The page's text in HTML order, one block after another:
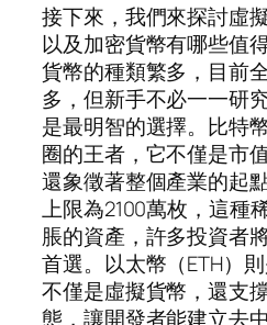
接下來，我們來探討虛
以及加密貨幣有哪些值
貨幣的種類繁多，目前
多，但新手不必一一研
是最明智的選擇。比特
圈的王者，它不僅是市
還象徵著整個產業的起
上限為2100萬枚，這種
脹的資產，許多投資者
首選。以太幣（ETH）
不僅是虛擬貨幣，還支
態，讓開發者能建立去